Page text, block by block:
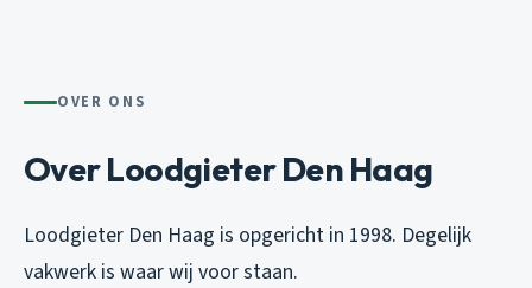
OVER ONS
Over Loodgieter Den Haag
Loodgieter Den Haag is opgericht in 1998. Degelijk
vakwerk is waar wij voor staan.